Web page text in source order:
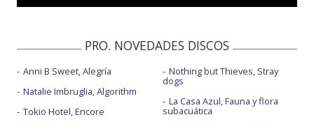
Peineta y mantilla - directo Un día nada más
Que no me silbes - con Luz Casal
Ya podemos irnos - con la letra
PRO. NOVEDADES DISCOS
Anni B Sweet, Alegría
Natalie Imbruglia, Algorithm
Tokio Hotel, Encore
Nothing but Thieves, Stray
dogs
La Casa Azul, Fauna y flora
subacuática